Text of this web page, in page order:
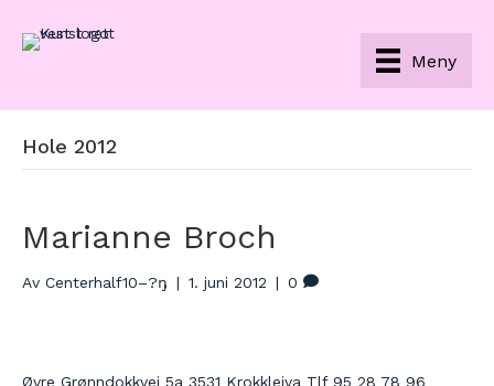
Meny
Hole 2012
Marianne Broch
Av Centerhalf10–?ŋ | 1. juni 2012 | 0
Øvre Grønndokkvei 5a 3531 Krokkleiva Tlf 95 28 78 96